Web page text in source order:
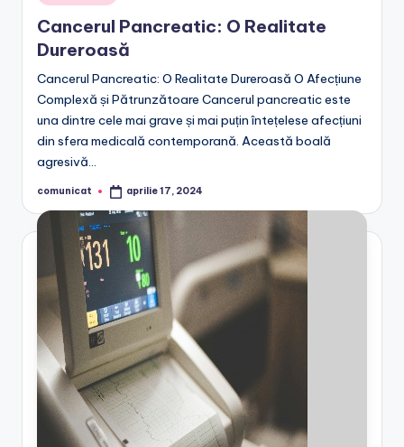
in
Cancerul Pancreatic: O Realitate
Dureroasă
Cancerul Pancreatic: O Realitate Dureroasă O Afecțiune
Complexă și Pătrunzătoare Cancerul pancreatic este
una dintre cele mai grave și mai puțin întețelese afecțiuni
din sfera medicală contemporană. Această boală
agresivă…
Posted
comunicat aprilie 17, 2024